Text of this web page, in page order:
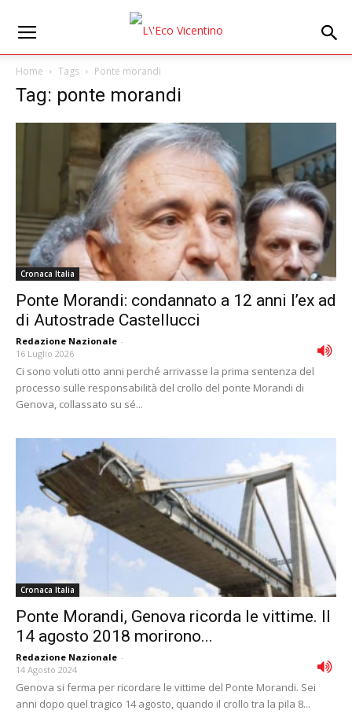
Home Tags Ponte morandi
Tag: ponte morandi
Cronaca Italia
Ponte Morandi: condannato a 12 anni l’ex ad
di Autostrade Castellucci
Redazione Nazionale -
16 Luglio 2026
Ci sono voluti otto anni perché arrivasse la prima sentenza del
processo sulle responsabilità del crollo del ponte Morandi di
Genova, collassato su sé...
Cronaca Italia
Ponte Morandi, Genova ricorda le vittime. Il
14 agosto 2018 morirono...
Redazione Nazionale -
14 Agosto 2024
Genova si ferma per ricordare le vittime del Ponte Morandi. Sei
anni dopo quel tragico 14 agosto, quando il crollo tra la pila 8...